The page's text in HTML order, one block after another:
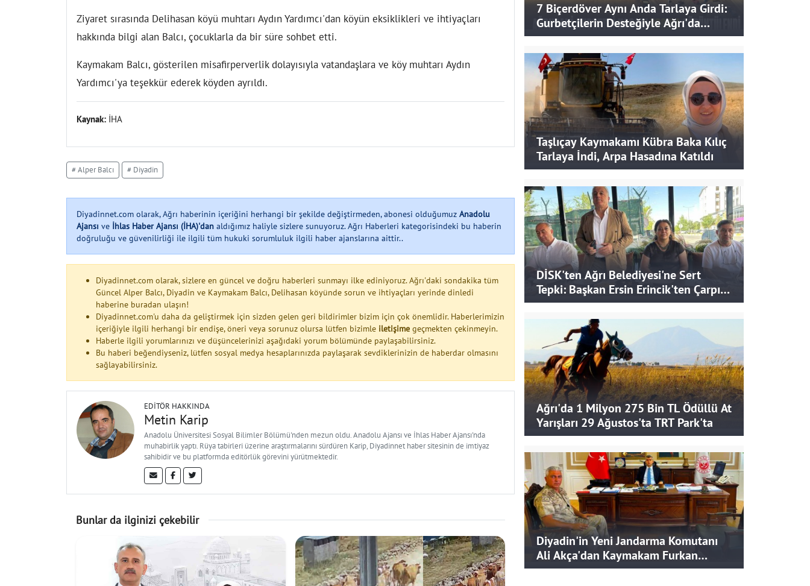
Ziyaret sırasında Delihasan köyü muhtarı Aydın Yardımcı'dan köyün eksiklikleri ve ihtiyaçları
hakkında bilgi alan Balcı, çocuklarla da bir süre sohbet etti.
Kaymakam Balcı, gösterilen misafirperverlik dolayısıyla vatandaşlara ve köy muhtarı Aydın
Yardımcı'ya teşekkür ederek köyden ayrıldı.
Kaynak: İHA
# Alper Balcı # Diyadin
Diyadinnet.com olarak, Ağrı haberinin içeriğini herhangi bir şekilde değiştirmeden, abonesi olduğumuz Anadolu
Ajansı ve İhlas Haber Ajansı (İHA)'dan aldığımız haliyle sizlere sunuyoruz. Ağrı Haberleri kategorisindeki bu haberin
doğruluğu ve güvenilirliği ile ilgili tüm hukuki sorumluluk ilgili haber ajanslarına aittir..
Diyadinnet.com olarak, sizlere en güncel ve doğru haberleri sunmayı ilke ediniyoruz. Ağrı'daki sondakika tüm
Güncel Alper Balcı, Diyadin ve Kaymakam Balcı, Delihasan köyünde sorun ve ihtiyaçları yerinde dinledi
haberine buradan ulaşın!
Diyadinnet.com'u daha da geliştirmek için sizden gelen geri bildirimler bizim için çok önemlidir. Haberlerimizin
içeriğiyle ilgili herhangi bir endişe, öneri veya sorunuz olursa lütfen bizimle iletişime geçmekten çekinmeyin.
Haberle ilgili yorumlarınızı ve düşüncelerinizi aşağıdaki yorum bölümünde paylaşabilirsiniz.
Bu haberi beğendiyseniz, lütfen sosyal medya hesaplarınızda paylaşarak sevdiklerinizin de haberdar olmasını
sağlayabilirsiniz.
EDITÖR HAKKINDA
Metin Karip
Anadolu Üniversitesi Sosyal Bilimler Bölümü'nden mezun oldu. Anadolu Ajansı ve İhlas Haber Ajansı'nda
muhabirlik yaptı. Rüya tabirleri üzerine araştırmalarını sürdüren Karip, Diyadinnet haber sitesinin de imtiyaz
sahibidir ve bu platformda editörlük görevini yürütmektedir.
Bunlar da ilginizi çekebilir
7 Biçerdöver Aynı Anda Tarlaya Girdi:
Gurbetçilerin Desteğiyle Ağrı'da
Bereketli Hasat
Taşlıçay Kaymakamı Kübra Baka Kılıç
Tarlaya İndi, Arpa Hasadına Katıldı
DİSK'ten Ağrı Belediyesi'ne Sert
Tepki: Başkan Ersin Erincik'ten Çarpıcı
İddialar
Ağrı'da 1 Milyon 275 Bin TL Ödüllü At
Yarışları 29 Ağustos'ta TRT Park'ta
Diyadin'in Yeni Jandarma Komutanı
Ali Akça'dan Kaymakam Furkan
Korkusuz'a Ziyaret